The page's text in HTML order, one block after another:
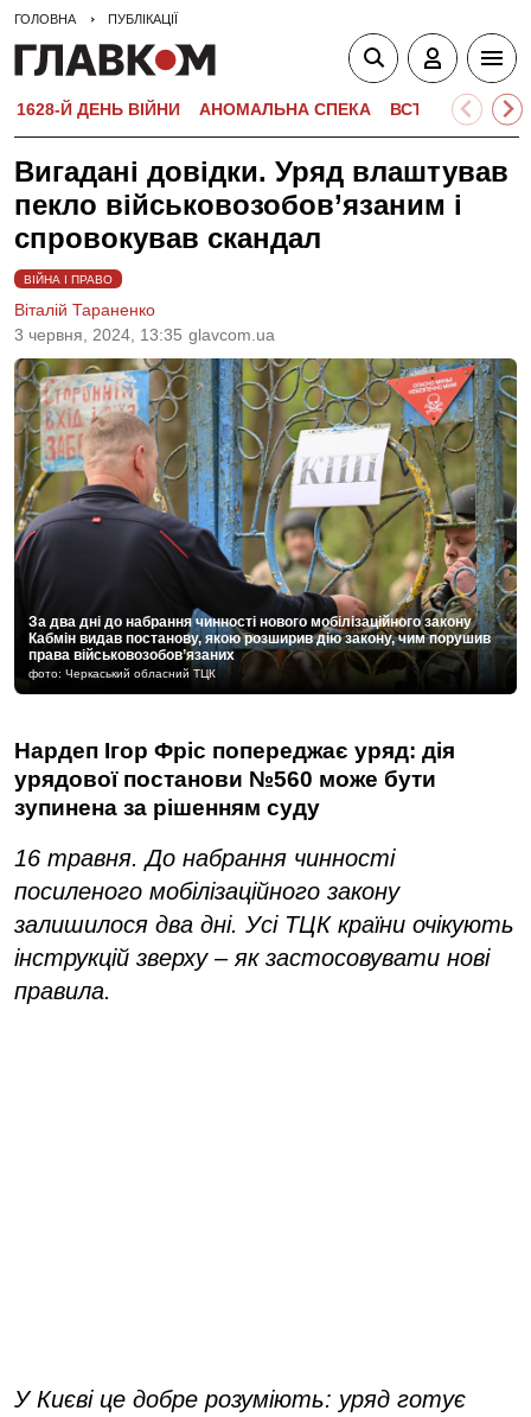
ГОЛОВНА ПУБЛІКАЦІЇ
1628-Й ДЕНЬ ВІЙНИ АНОМАЛЬНА СПЕКА ВСТУПНА
Вигадані довідки. Уряд влаштував
пекло військовозобов’язаним і
спровокував скандал
ВІЙНА І ПРАВО
3 червня, 2024, 13:35 glavcom.ua
Віталій Тараненко
За два дні до набрання чинності нового мобілізаційного закону
Кабмін видав постанову, якою розширив дію закону, чим порушив
права військовозобов’язаних
фото: Черкаський обласний ТЦК
Нардеп Ігор Фріс попереджає уряд: дія
урядової постанови №560 може бути
зупинена за рішенням суду
16 травня. До набрання чинності
посиленого мобілізаційного закону
залишилося два дні. Усі ТЦК країни очікують
інструкцій зверху – як застосовувати нові
правила.
У Києві це добре розуміють: уряд готує